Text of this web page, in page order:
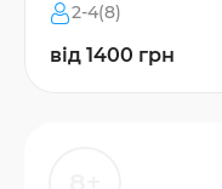
2-4(8)
від 1400 грн